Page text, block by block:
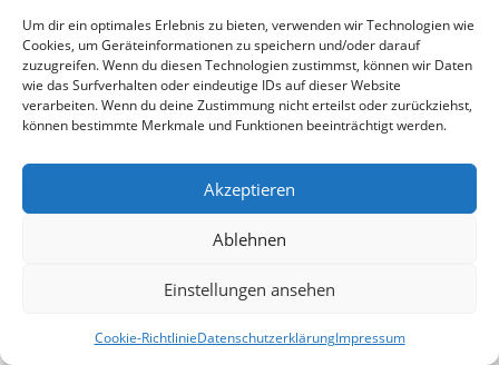
Um dir ein optimales Erlebnis zu bieten, verwenden wir Technologien wie
Cookies, um Geräteinformationen zu speichern und/oder darauf
zuzugreifen. Wenn du diesen Technologien zustimmst, können wir Daten
wie das Surfverhalten oder eindeutige IDs auf dieser Website
verarbeiten. Wenn du deine Zustimmung nicht erteilst oder zurückziehst,
können bestimmte Merkmale und Funktionen beeinträchtigt werden.
Akzeptieren
Ablehnen
Einstellungen ansehen
Cookie-RichtlinieDatenschutzerklärungImpressum
Haftfragen
Mut vieler einzelner Frauen bewirkt
Systemveränderung
Männerdemo gegen Gewalt
von Männern an Frauen (Ulm)
Menicismus
Frauenfreunde
Frauenfeinde
der Gewalt nicht alleine sind. Hierbei kann sie das
Hilfetelefon unterstützen. Das bundesweite
Hilfetelefon „Gewalt gegen Frauen“ berät rund um